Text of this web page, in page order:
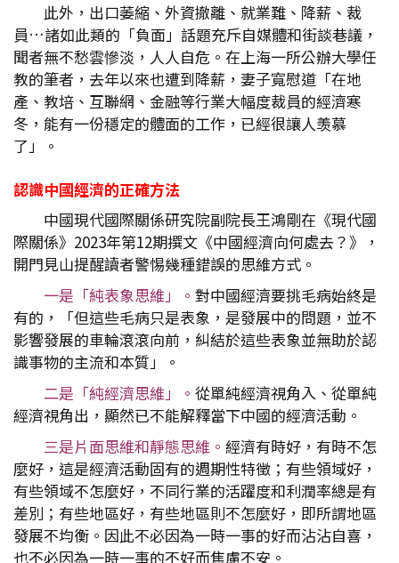
此外，出口萎縮、外資撤離、就業難、降薪、裁
員…諸如此類的「負面」話題充斥自媒體和街談巷議，
聞者無不愁雲慘淡，人人自危。在上海一所公辦大學任
教的筆者，去年以來也遭到降薪，妻子寬慰道「在地
產、教培、互聯網、金融等行業大幅度裁員的經濟寒
冬，能有一份穩定的體面的工作，已經很讓人羡慕
了」。
認識中國經濟的正確方法
中國現代國際關係研究院副院長王鴻剛在《現代國
際關係》2023年第12期撰文《中國經濟向何處去？》，
開門見山提醒讀者警惕幾種錯誤的思維方式。
一是「純表象思維」。 對中國經濟要挑毛病始終是
有的，「但這些毛病只是表象，是發展中的問題，並不
影響發展的車輪滾滾向前，糾結於這些表象並無助於認
識事物的主流和本質」。
二是「純經濟思維」。 從單純經濟視角入、從單純
經濟視角出，顯然已不能解釋當下中國的經濟活動。
三是片面思維和靜態思維。 經濟有時好，有時不怎
麼好，這是經濟活動固有的週期性特徵；有些領域好，
有些領域不怎麼好，不同行業的活躍度和利潤率總是有
差別；有些地區好，有些地區則不怎麼好，即所謂地區
發展不均衡。因此不必因為一時一事的好而沾沾自喜，
也不必因為一時一事的不好而焦慮不安。